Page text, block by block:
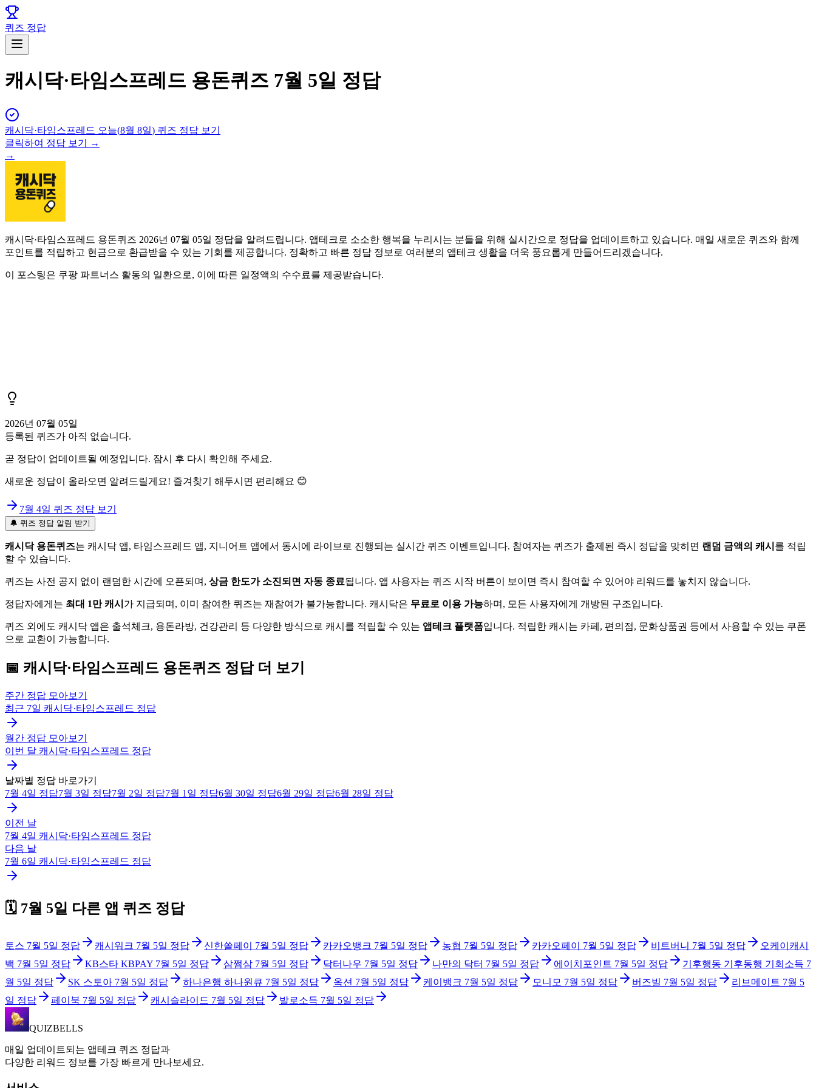
퀴즈 정답
캐시닥·타임스프레드 용돈퀴즈 7월 5일 정답
캐시닥·타임스프레드 오늘(8월 8일) 퀴즈 정답 보기
클릭하여 정답 보기 →
→
캐시닥·타임스프레드 용돈퀴즈 2026년 07월 05일 정답을 알려드립니다. 앱테크로 소소한 행복을 누리시는 분들을 위해 실시간으로 정답을 업데이트하고 있습니다. 매일 새로운 퀴즈와 함께
포인트를 적립하고 현금으로 환급받을 수 있는 기회를 제공합니다. 정확하고 빠른 정답 정보로 여러분의 앱테크 생활을 더욱 풍요롭게 만들어드리겠습니다.
이 포스팅은 쿠팡 파트너스 활동의 일환으로, 이에 따른 일정액의 수수료를 제공받습니다.
2026년 07월 05일
등록된 퀴즈가 아직 없습니다.
곧 정답이 업데이트될 예정입니다. 잠시 후 다시 확인해 주세요.
새로운 정답이 올라오면 알려드릴게요! 즐겨찾기 해두시면 편리해요 😊
7월 4일 퀴즈 정답 보기
🔔 퀴즈 정답 알림 받기
캐시닥 용돈퀴즈는 캐시닥 앱, 타임스프레드 앱, 지니어트 앱에서 동시에 라이브로 진행되는 실시간 퀴즈 이벤트입니다. 참여자는 퀴즈가 출제된 즉시 정답을 맞히면 랜덤 금액의 캐시 를 적립
할 수 있습니다.
퀴즈는 사전 공지 없이 랜덤한 시간에 오픈되며, 상금 한도가 소진되면 자동 종료됩니다. 앱 사용자는 퀴즈 시작 버튼이 보이면 즉시 참여할 수 있어야 리워드를 놓치지 않습니다.
정답자에게는 최대 1만 캐시 가 지급되며, 이미 참여한 퀴즈는 재참여가 불가능합니다. 캐시닥은 무료로 이용 가능하며, 모든 사용자에게 개방된 구조입니다.
퀴즈 외에도 캐시닥 앱은 출석체크, 용돈라방, 건강관리 등 다양한 방식으로 캐시를 적립할 수 있는 앱테크 플랫폼입니다. 적립한 캐시는 카페, 편의점, 문화상품권 등에서 사용할 수 있는 쿠폰
으로 교환이 가능합니다.
📅 캐시닥·타임스프레드 용돈퀴즈 정답 더 보기
주간 정답 모아보기
최근 7일 캐시닥·타임스프레드 정답
월간 정답 모아보기
이번 달 캐시닥·타임스프레드 정답
날짜별 정답 바로가기
7월 4일 정답7월 3일 정답7월 2일 정답7월 1일 정답6월 30일 정답6월 29일 정답6월 28일 정답
이전 날
7월 4일 캐시닥·타임스프레드 정답
다음 날
7월 6일 캐시닥·타임스프레드 정답
🗓️ 7월 5일 다른 앱 퀴즈 정답
토스 7월 5일 정답 캐시워크 7월 5일 정답 신한쏠페이 7월 5일 정답 카카오뱅크 7월 5일 정답 농협 7월 5일 정답 카카오페이 7월 5일 정답 비트버니 7월 5일 정답
오케이캐시
백 7월 5일 정답 KB스타 KBPAY 7월 5일 정답 삼쩜삼 7월 5일 정답 닥터나우 7월 5일 정답 나만의 닥터 7월 5일 정답 에이치포인트 7월 5일 정답 기후행동 기후동행 기회소득 7
월 5일 정답 SK 스토아 7월 5일 정답 하나은행 하나원큐 7월 5일 정답 옥션 7월 5일 정답 케이뱅크 7월 5일 정답 모니모 7월 5일 정답 버즈빌 7월 5일 정답 리브메이트 7월 5
일 정답 페이북 7월 5일 정답 캐시슬라이드 7월 5일 정답 발로소득 7월 5일 정답
QUIZBELLS
매일 업데이트되는 앱테크 퀴즈 정답과
다양한 리워드 정보를 가장 빠르게 만나보세요.